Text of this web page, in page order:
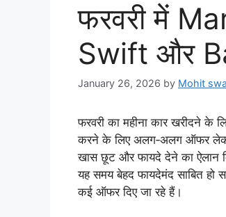
फरवरी में
Swift और
January 26, 2026 by Mohit
फरवरी का महीना कार खरीदने के
करने के लिए अलग‑अलग ऑफर लेकर
खास छूट और फायदे देने का ऐलान
यह समय बेहद फायदेमंद साबित
कई ऑफर दिए जा रहे हैं।